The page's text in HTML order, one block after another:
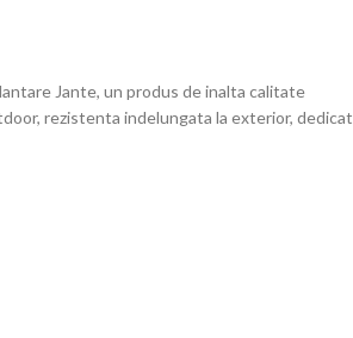
Jante, un produs de inalta calitate
rezistenta indelungata la exterior, dedicat